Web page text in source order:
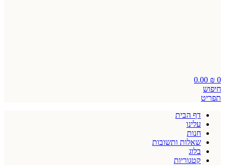
0
0.00 ₪
חיפוש
תפריט
דף הבית
עלינו
חנות
שאלות ותשובות
בלוג
קטגוריות